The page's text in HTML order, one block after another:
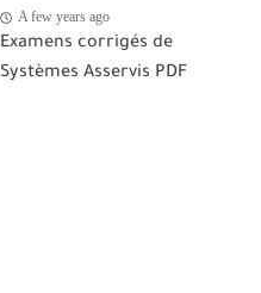
A few years ago
Examens corrigés de
Systèmes Asservis PDF